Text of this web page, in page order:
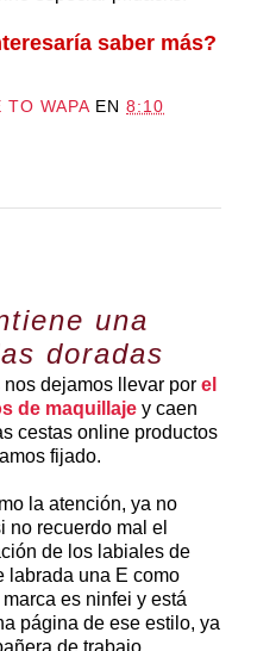
saber más?
TO WAPA EN 8:10
una
doradas
dejamos llevar por el
de maquillaje y caen
cestas online productos
fijado.
la atención, ya no
no recuerdo mal el
de los labiales de
labrada una E como
es ninfei y está
página de ese estilo, ya